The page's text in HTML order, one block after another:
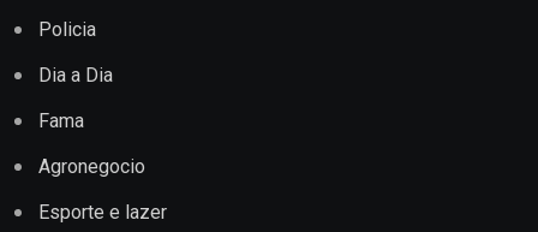
Policia
Dia a Dia
Fama
Agronegocio
Esporte e lazer